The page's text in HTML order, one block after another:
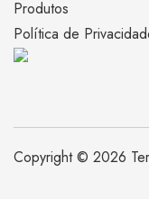
Produtos
Política de
Copyright © 2026